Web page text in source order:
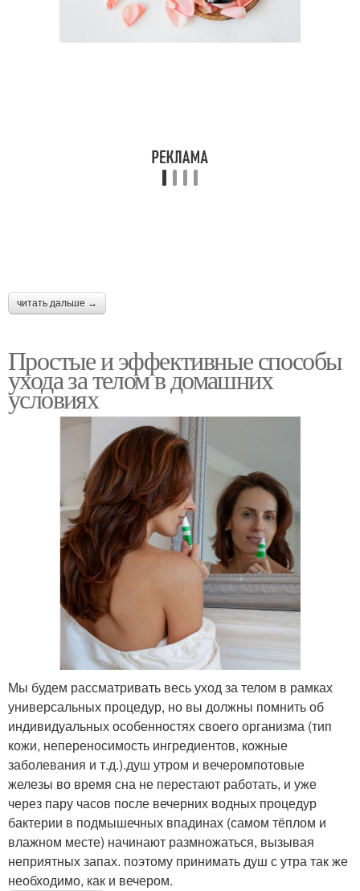
читать дальше →
Простые и эффективные способы
ухода за телом в домашних
условиях
Мы будем рассматривать весь уход за телом в рамках
универсальных процедур, но вы должны помнить об
индивидуальных особенностях своего организма (тип
кожи, непереносимость ингредиентов, кожные
заболевания и т.д.).душ утром и вечеромпотовые
железы во время сна не перестают работать, и уже
через пару часов после вечерних водных процедур
бактерии в подмышечных впадинах (самом тёплом и
влажном месте) начинают размножаться, вызывая
неприятных запах. поэтому принимать душ с утра так же
необходимо, как и вечером.